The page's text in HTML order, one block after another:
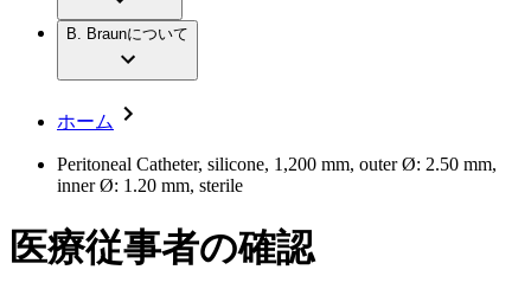
歯科
低侵襲手術 （内視鏡外科手術）
脊椎脊髄治療
手術用鋼製器具と滅菌コンテナーシステム
パワーシステム
縫合糸 / 皮膚用接着剤
アクトリーン ハイライト セット
疾患・症状
要
キャリア（B. Braunで働くということ）
私たちのカルチャー
採用情報
キャリア（B. Braunで働くということ）
イノベーション
私たちの責任
多様性
お問合せフォーム
B. Braunについて
ホーム
Peritoneal Catheter, silicone, 1,200 mm, outer Ø: 2.50 mm,
inner Ø: 1.20 mm, sterile
医療従事者の確認